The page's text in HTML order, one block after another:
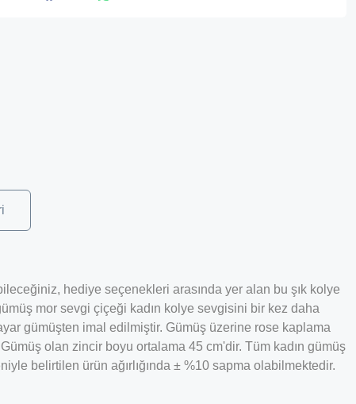
hediye seçenekleri arasında yer alan bu şık kolye
mor sevgi çiçeği kadın kolye sevgisini bir kez daha
gümüşten imal edilmiştir. Gümüş üzerine rose kaplama
olan zincir boyu ortalama 45 cm'dir. Tüm kadın gümüş
belirtilen ürün ağırlığında ± %10 sapma olabilmektedir.